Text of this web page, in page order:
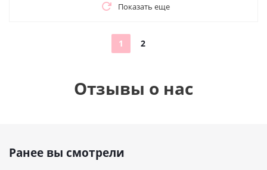
Показать еще
1 2
Отзывы о нас
Ранее вы смотрели